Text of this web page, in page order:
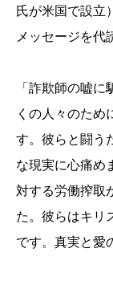
氏が米国で設立
メッセージを代
「詐欺師の嘘
くの人々のため
す。彼らと闘う
な現実に心痛め
対する労働搾取
た。彼らはキリ
です。真実と愛